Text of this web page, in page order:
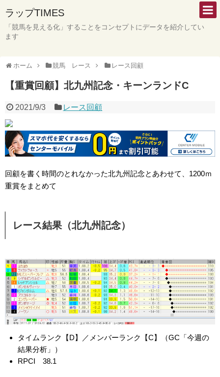
ラップTIMES
「競馬を見える化」することをコンセプトにデータを紹介してい
ます
ホーム 競馬 レース レース回顧
【重賞回顧】北九州記念・キーンランドC
2021/9/3 レース回顧
回顧を書く時間のとれなかった北九州記念とあわせて、1200ｍ
重賞をまとめて
レース結果（北九州記念）
タイムランク【D】／メンバーランク【C】（GC「今週の
結果分析」）
RPCI 38.1